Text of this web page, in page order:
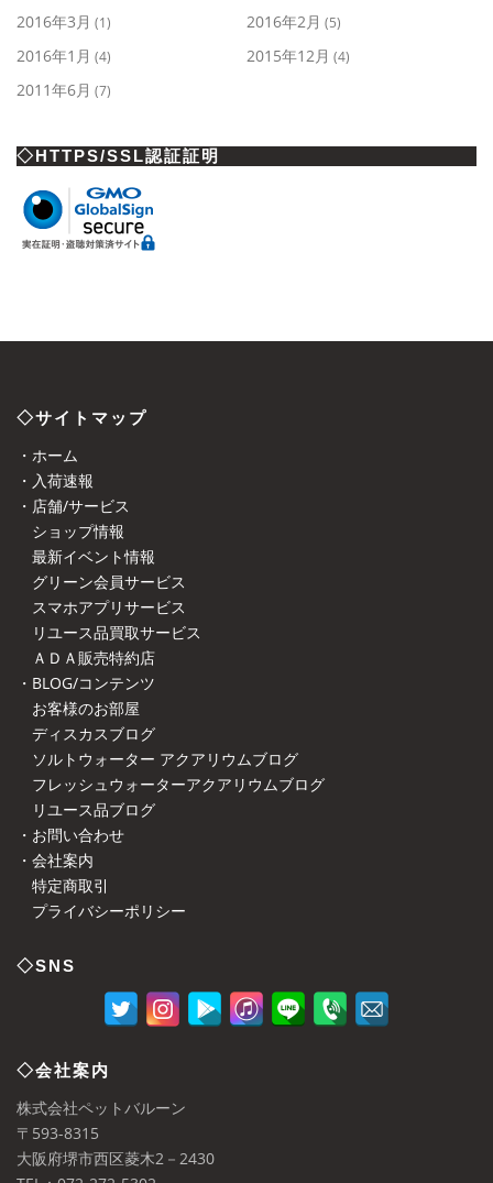
2016年3月 (1) 2016年2月 (5)
2016年1月 (4) 2015年12月 (4)
2011年6月 (7)
◇HTTPS/SSL認証証明
◇サイトマップ
・ホーム
・入荷速報
・店舗/サービス
ショップ情報
最新イベント情報
グリーン会員サービス
スマホアプリサービス
リユース品買取サービス
ＡＤＡ販売特約店
・BLOG/コンテンツ
お客様のお部屋
ディスカスブログ
ソルトウォーター アクアリウムブログ
フレッシュウォーターアクアリウムブログ
リユース品ブログ
・お問い合わせ
・会社案内
特定商取引
プライバシーポリシー
◇SNS
◇会社案内
株式会社ペットバルーン
〒593-8315
大阪府堺市西区菱木2－2430